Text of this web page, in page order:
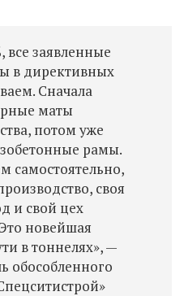
все заявленные
в директивных
Сначала
маты
потом уже
рамы.
самостоятельно,
своя
и свой цех
новейшая
в тоннелях», —
обособленного